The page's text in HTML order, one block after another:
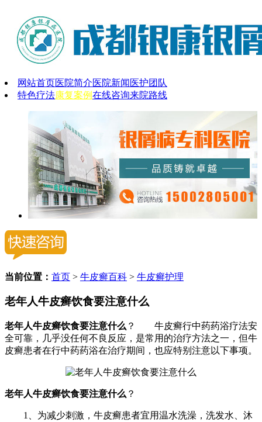
网站首页医院简介医院新闻 医护团队
特色疗法康复案例在线咨询来院路线
当前位置： 首页 > 牛皮癣百科 > 牛皮癣护理
老年人牛皮癣饮食要注意什么
老年人牛皮癣饮食要注意什么 ？ 牛皮癣行中药药浴疗法安
全可靠，几乎没任何不良反应，是常用的治疗方法之一，但牛
皮癣患者在行中药药浴在治疗期间，也应特别注意以下事项。
老年人牛皮癣饮食要注意什么 ？
1、为减少刺激，牛皮癣患者宜用温水洗澡，洗发水、沐